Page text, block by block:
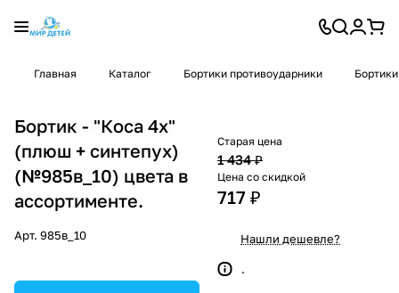
Главная Каталог Бортики противоударники
Бортик - "Коса 4х"
(плюш + синтепух)
(№985в_10) цвета в
ассортименте.
Арт. 985в_10
Старая цена
1 434 ₽
Цена со скидкой
717 ₽
Нашли дешевле?
.